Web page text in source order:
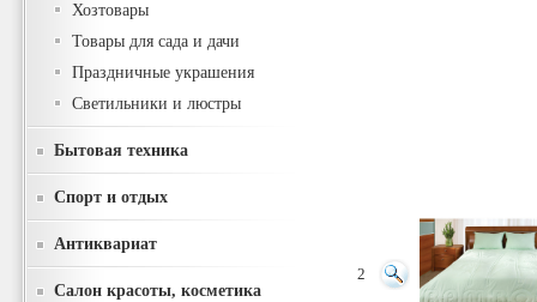
Хозтовары
Товары для сада и дачи
Праздничные украшения
Светильники и люстры
Бытовая техника
Спорт и отдых
Антиквариат
Салон красоты, косметика
2